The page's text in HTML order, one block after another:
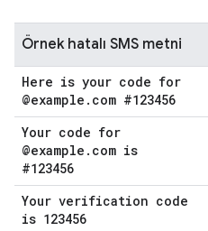
Örnek hatalı SMS metni
Here is your code for
@example . com #123456
Your code for
@example . com is
#123456
Your verification code
is 123456